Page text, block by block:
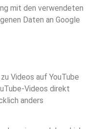
mit den verwendeten
Daten an Google
Videos auf YouTube
Videos direkt
anders